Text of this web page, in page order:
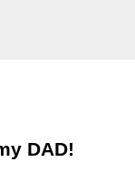
DAD!